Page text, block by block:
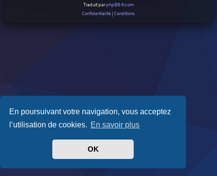
En poursuivant votre navigation, vous acceptez
l’utilisation de cookies. En savoir plus
OK
Traduit parphpBB-fr.com
Confidentialité |Conditions